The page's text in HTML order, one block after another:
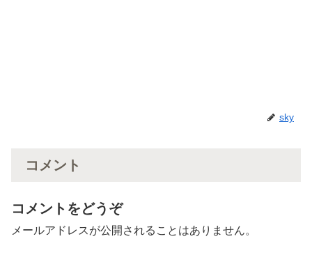
sky
コメント
コメントをどうぞ
メールアドレスが公開されることはありません。